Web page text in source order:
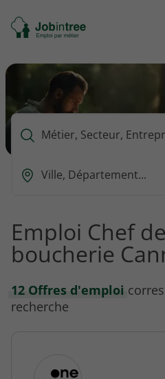
Se
rendre
l'accueil
Que
vous
rechercher
Ou
vous
voulez
rechercher
Emploi Chef
boucherie
12 Offres d'emploi
recherche